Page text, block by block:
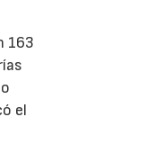
163
el